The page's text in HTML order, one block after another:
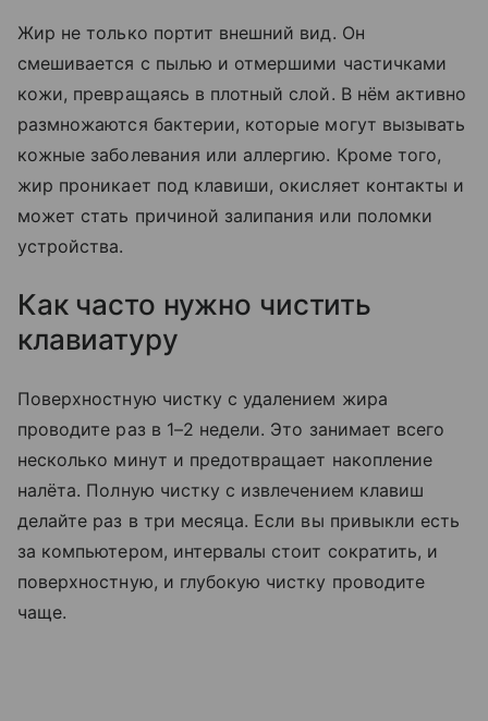
Жир не только портит внешний вид. Он
смешивается с пылью и отмершими частичками
кожи, превращаясь в плотный слой. В нём активно
размножаются бактерии, которые могут вызывать
кожные заболевания или аллергию. Кроме того,
жир проникает под клавиши, окисляет контакты и
может стать причиной залипания или поломки
устройства.
Как часто нужно чистить
клавиатуру
Поверхностную чистку с удалением жира
проводите раз в 1–2 недели. Это занимает всего
несколько минут и предотвращает накопление
налёта. Полную чистку с извлечением клавиш
делайте раз в три месяца. Если вы привыкли есть
за компьютером, интервалы стоит сократить, и
поверхностную, и глубокую чистку проводите
чаще.